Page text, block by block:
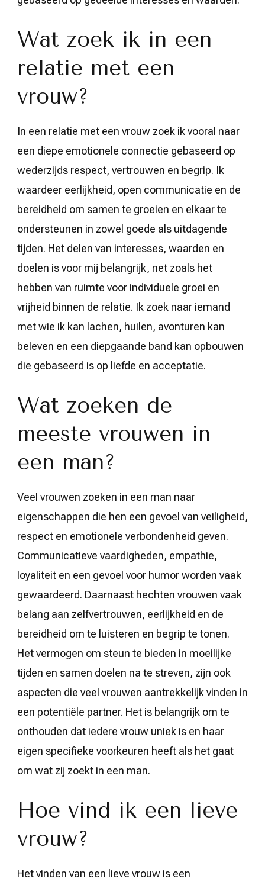
Wat zoek ik in een
relatie met een
vrouw?
In een relatie met een vrouw zoek ik vooral naar
een diepe emotionele connectie gebaseerd op
wederzijds respect, vertrouwen en begrip. Ik
waardeer eerlijkheid, open communicatie en de
bereidheid om samen te groeien en elkaar te
ondersteunen in zowel goede als uitdagende
tijden. Het delen van interesses, waarden en
doelen is voor mij belangrijk, net zoals het
hebben van ruimte voor individuele groei en
vrijheid binnen de relatie. Ik zoek naar iemand
met wie ik kan lachen, huilen, avonturen kan
beleven en een diepgaande band kan opbouwen
die gebaseerd is op liefde en acceptatie.
Wat zoeken de
meeste vrouwen in
een man?
Veel vrouwen zoeken in een man naar
eigenschappen die hen een gevoel van veiligheid,
respect en emotionele verbondenheid geven.
Communicatieve vaardigheden, empathie,
loyaliteit en een gevoel voor humor worden vaak
gewaardeerd. Daarnaast hechten vrouwen vaak
belang aan zelfvertrouwen, eerlijkheid en de
bereidheid om te luisteren en begrip te tonen.
Het vermogen om steun te bieden in moeilijke
tijden en samen doelen na te streven, zijn ook
aspecten die veel vrouwen aantrekkelijk vinden in
een potentiële partner. Het is belangrijk om te
onthouden dat iedere vrouw uniek is en haar
eigen specifieke voorkeuren heeft als het gaat
om wat zij zoekt in een man.
Hoe vind ik een lieve
vrouw?
Het vinden van een lieve vrouw is een